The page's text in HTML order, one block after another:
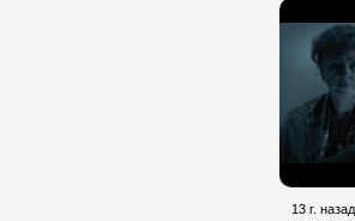
13 г. назад